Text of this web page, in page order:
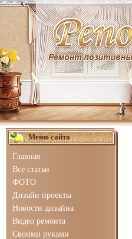
Меню сайта
Главная
Все статьи
ФОТО
Дизайн проекты
Новости дизайна
Видео ремонта
Своими руками